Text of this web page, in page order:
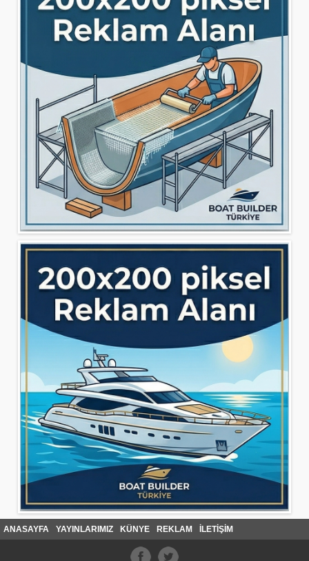
ANASAYFA YAYINLARIMIZ KÜNYE REKLAM İLETİŞİM